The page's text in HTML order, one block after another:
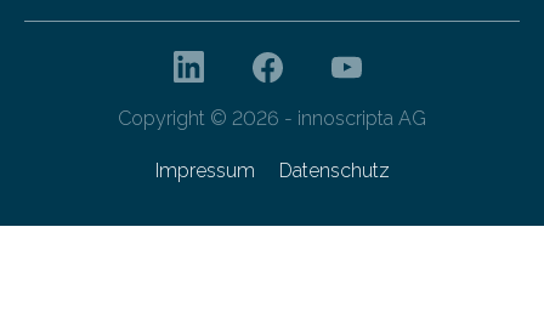
Copyright © 2026 - innoscripta AG
Impressum Datenschutz